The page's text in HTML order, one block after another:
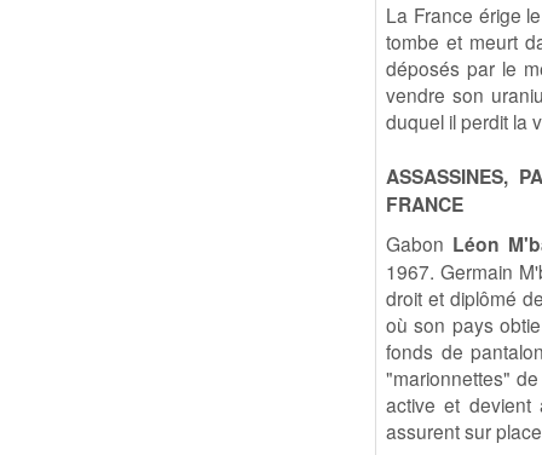
La France érige
tombe et meurt
déposés par le
vendre son
duquel il perdit la
ASSASSINES,
FRANCE
Gabon Léon
1967. Germain
droit et diplômé
où son pays
fonds de
"marionnettes"
active et devient
assurent sur